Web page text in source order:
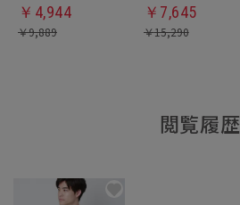
￥ 4,944
￥9,889
￥ 7,645
￥15,290
閲覧履歴